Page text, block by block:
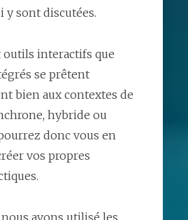
y sont discutées.
outils interactifs que
se prêtent
bien aux contextes de
hybride ou
donc vous en
vos propres
avons utilisé les